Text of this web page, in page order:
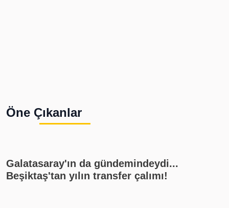
Öne Çıkanlar
Galatasaray'ın da gündemindeydi...
Beşiktaş'tan yılın transfer çalımı!